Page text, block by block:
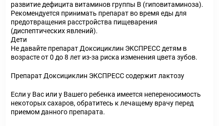
развитие дефицита витаминов группы В (гиповитаминоза).
Рекомендуется принимать препарат во время еды для
предотвращения расстройства пищеварения
(диспептических явлений).
Дети
Не давайте препарат Доксициклин ЭКСПРЕСС детям в
возрасте от 0 до 8 лет из-за риска изменения цвета зубов.
Препарат Доксициклин ЭКСПРЕСС содержит лактозу
Если у Вас или у Вашего ребенка имеется непереносимость
некоторых сахаров, обратитесь к лечащему врачу перед
приемом данного препарата.